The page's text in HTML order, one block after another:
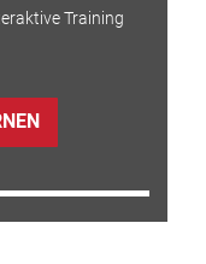
Training